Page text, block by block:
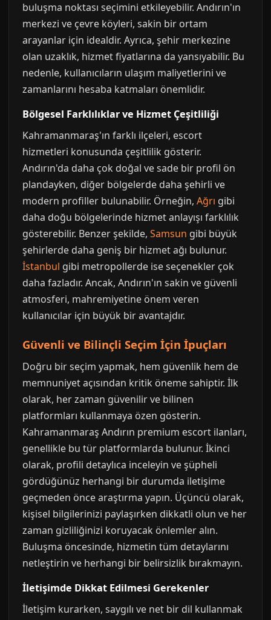
buluşma noktası seçimini etkileyebilir. Andırın'ın
merkezi ve çevre köyleri, sakin bir ortam
arayanlar için idealdir. Ayrıca, şehir merkezine
olan uzaklık, hizmet fiyatlarına da yansıyabilir. Bu
nedenle, kullanıcıların ulaşım maliyetlerini ve
zamanlarını hesaba katmaları önemlidir.
Bölgesel Farklılıklar ve Hizmet Çeşitliliği
Kahramanmaraş'ın farklı ilçeleri, escort
hizmetleri konusunda çeşitlilik gösterir.
Andırın'da daha çok doğal ve sade bir profil ön
plandayken, diğer bölgelerde daha şehirli ve
modern profiller bulunabilir. Örneğin, Ağrı gibi
daha doğu bölgelerinde hizmet anlayışı farklılık
gösterebilir. Benzer şekilde, Samsun gibi büyük
şehirlerde daha geniş bir hizmet ağı bulunur.
İstanbul gibi metropollerde ise seçenekler çok
daha fazladır. Ancak, Andırın'ın sakin ve güvenli
atmosferi, mahremiyetine önem veren
kullanıcılar için büyük bir avantajdır.
Güvenli ve Bilinçli Seçim İçin İpuçları
Doğru bir seçim yapmak, hem güvenlik hem de
memnuniyet açısından kritik öneme sahiptir. İlk
olarak, her zaman güvenilir ve bilinen
platformları kullanmaya özen gösterin.
Kahramanmaraş Andırın premium escort ilanları,
genellikle bu tür platformlarda bulunur. İkinci
olarak, profili detaylıca inceleyin ve şüpheli
gördüğünüz herhangi bir durumda iletişime
geçmeden önce araştırma yapın. Üçüncü olarak,
kişisel bilgilerinizi paylaşırken dikkatli olun ve her
zaman gizliliğinizi koruyacak önlemler alın.
Buluşma öncesinde, hizmetin tüm detaylarını
netleştirin ve herhangi bir belirsizlik bırakmayın.
İletişimde Dikkat Edilmesi Gerekenler
İletişim kurarken, saygılı ve net bir dil kullanmak